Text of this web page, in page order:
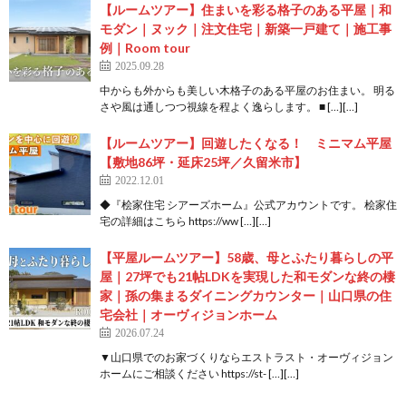
【ルームツアー】住まいを彩る格子のある平屋｜和
モダン｜ヌック｜注文住宅｜新築一戸建て｜施工事
例｜Room tour
2025.09.28
中からも外からも美しい木格子のある平屋のお住まい。 明る
さや風は通しつつ視線を程よく逸らします。 ■ […][…]
【ルームツアー】回遊したくなる！ ミニマム平屋
【敷地86坪・延床25坪／久留米市】
2022.12.01
◆『桧家住宅 シアーズホーム』公式アカウントです。 桧家住
宅の詳細はこちら https://ww […][…]
【平屋ルームツアー】58歳、母とふたり暮らしの平
屋｜27坪でも21帖LDKを実現した和モダンな終の棲
家｜孫の集まるダイニングカウンター｜山口県の住
宅会社｜オーヴィジョンホーム
2026.07.24
▼山口県でのお家づくりならエストラスト・オーヴィジョン
ホームにご相談ください https://st- […][…]